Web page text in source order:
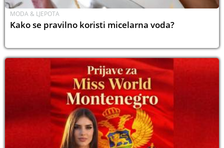
MODA & LJEPOTA
Kako se pravilno koristi micelarna voda?